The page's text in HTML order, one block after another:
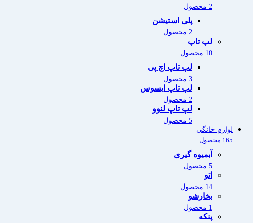
2 محصول
پلی استیشن
2 محصول
لپ تاپ
10 محصول
لپ تاپ اچ پی
3 محصول
لپ تاپ ایسوس
2 محصول
لپ تاپ لنوو
5 محصول
لوازم خانگی
165 محصول
آبمیوه گیری
5 محصول
اتو
14 محصول
بخارشو
1 محصول
پنکه